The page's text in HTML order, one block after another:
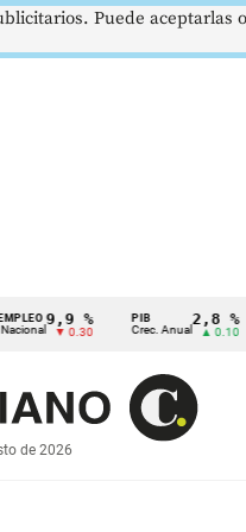
%
▼ 0.30
PIB
Crec. Anual
2,8 %
▲ 0.10
de 2026
Puede aceptarlas